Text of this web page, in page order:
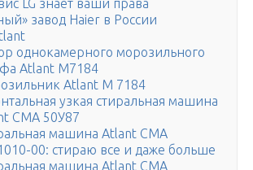
LG знает ваши права
завод Haier в России
однокамерного морозильного
Atlant M7184
Atlant M 7184
узкая стиральная машина
СМА 50У87
машина Atlant СМА
00: стираю все и даже больше
машина Atlant СМА